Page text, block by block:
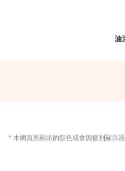
油
* 本網頁所顯示的顏色或會因個別顯示